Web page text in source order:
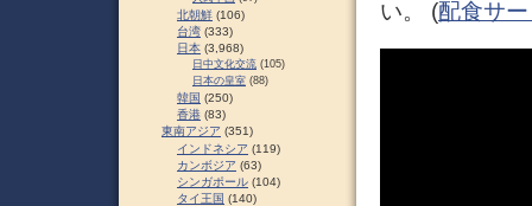
い。 (配食サ
北朝鮮 (106)
台湾 (333)
日本 (3,968)
日中文化交流 (105)
日本の皇室 (88)
韓国 (250)
香港 (83)
東南アジア (351)
インドネシア (119)
カンボジア (63)
シンガポール (104)
タイ王国 (140)